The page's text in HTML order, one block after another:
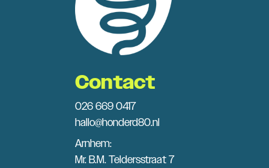
Contact
026 669 0417
hallo@honderd80.nl
Arnhem:
Mr. B.M. Teldersstraat 7